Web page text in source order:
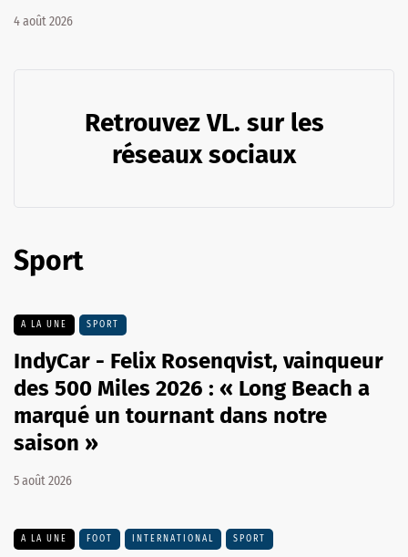
4 août 2026
Retrouvez VL. sur les
réseaux sociaux
Sport
A LA UNE SPORT
IndyCar - Felix Rosenqvist, vainqueur
des 500 Miles 2026 : « Long Beach a
marqué un tournant dans notre
saison »
5 août 2026
A LA UNE FOOT INTERNATIONAL SPORT